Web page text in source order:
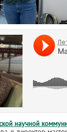
научной